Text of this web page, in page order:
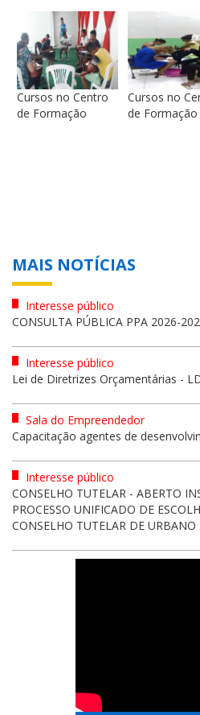
Cursos no Centro
de Formação
Cursos no
de Formação
MAIS NOTÍCIAS
Interesse público
CONSULTA PÚBLICA PPA 2026-
Interesse público
Lei de Diretrizes Orçamentárias -
Sala do Empreendedor
Capacitação agentes de
Interesse público
CONSELHO TUTELAR - ABERTO
PROCESSO UNIFICADO DE
CONSELHO TUTELAR DE URBANO